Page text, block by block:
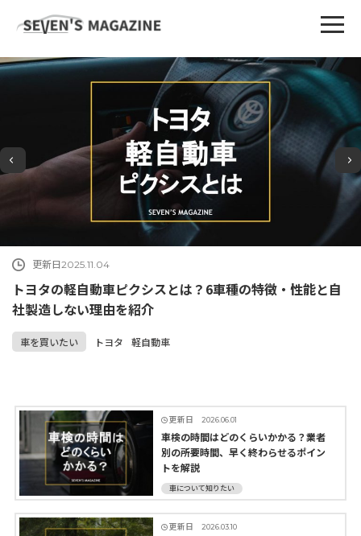
更新日2025.11.04
トヨタの軽自動車ピクシスとは？6車種の特徴・性能と自
社製造しない理由を紹介
車を買いたい トヨタ 軽自動車
更新日 2026.06.01
車検の時間はどのくらいかかる？業者
別の所要時間、早く終わらせるポイン
トを解説
車について知りたい
更新日 2026.03.10